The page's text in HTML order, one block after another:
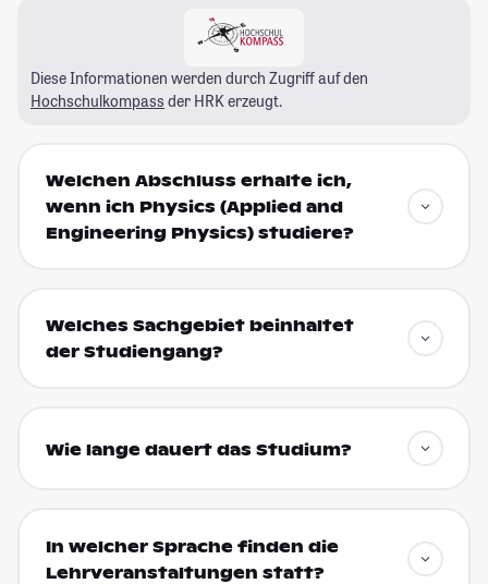
Diese Informationen werden durch Zugriff auf den
Hochschulkompass der HRK erzeugt.
Welchen Abschluss erhalte ich,
wenn ich Physics (Applied and
Engineering Physics) studiere?
Welches Sachgebiet beinhaltet
der Studiengang?
Wie lange dauert das Studium?
In welcher Sprache finden die
Lehrveranstaltungen statt?